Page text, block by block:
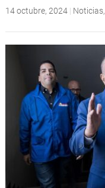
14 octubre, 2024| Noticias,